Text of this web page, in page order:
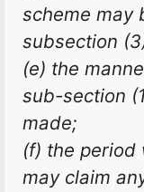
scheme may
subsection
(e) the
sub-section
made;
(f) the period
may claim